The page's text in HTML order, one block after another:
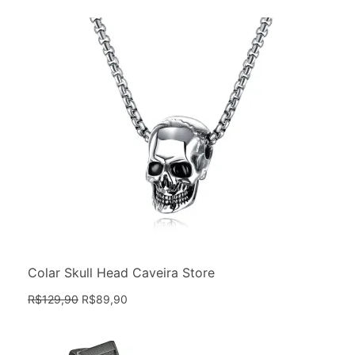
Colar Skull Head Caveira Store
R$129,90 R$89,90